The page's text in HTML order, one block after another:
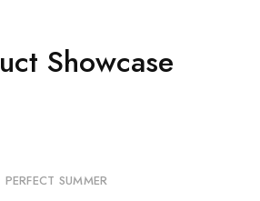
Showcase
PERFECT SUMMER